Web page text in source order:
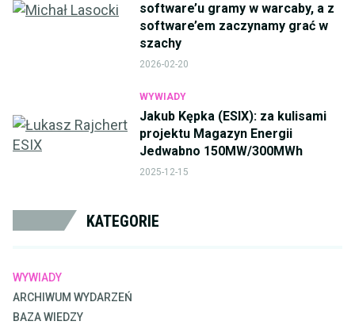
software’u gramy w warcaby, a z
software’em zaczynamy grać w
szachy
2026-02-20
WYWIADY
Jakub Kępka (ESIX): za kulisami
projektu Magazyn Energii
Jedwabno 150MW/300MWh
2025-12-15
KATEGORIE
WYWIADY
ARCHIWUM WYDARZEŃ
BAZA WIEDZY